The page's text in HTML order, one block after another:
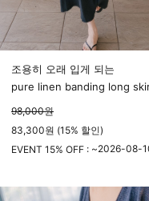
조용히 오래 입게 되는
pure linen banding long
98,000원
83,300원 (15% 할인)
EVENT 15% OFF : ~2026-08-